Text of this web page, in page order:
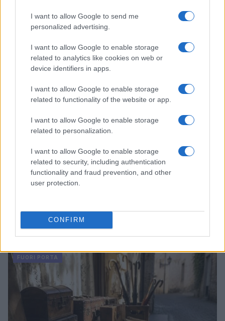
I want to allow Google to send me
personalized advertising.
I want to allow Google to enable storage
related to analytics like cookies on web or
device identifiers in apps.
I want to allow Google to enable storage
related to functionality of the website or app.
I want to allow Google to enable storage
related to personalization.
I want to allow Google to enable storage
related to security, including authentication
functionality and fraud prevention, and other
user protection.
CONFIRM
Odissea e Spider-Man: i film che hanno rivoluzionato
Alessandro Tassinari · 5 Ago 2026
Dalla gloria di Coppi al declino attuale: l’allarme per il
ciclismo italiano
Beatrice Beretta · 4 Ago 2026
FUORI PORTA